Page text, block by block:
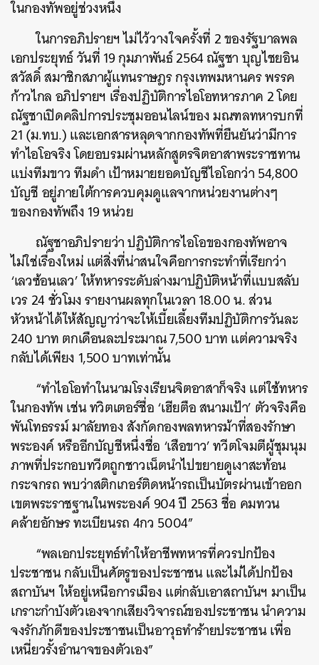
ในกองทัพอยู่ช่วงหนึ่ง
ในการอภิปรายฯ ไม่ไว้วางใจครั้งที่ 2 ของรัฐบาลพล
เอกประยุทธ์ วันที่ 19 กุมภาพันธ์ 2564 ณัฐชา บุญไชยอิน
สวัสดิ์ สมาชิกสภาผู้แทนราษฎร กรุงเทพมหานคร พรรค
ก้าวไกล อภิปรายฯ เรื่องปฏิบัติการไอโอทหารภาค 2 โดย
ณัฐชาเปิดคลิปการประชุมออนไลน์ของ มณฑลทหารบกที่
21 (ม.ทบ.) และเอกสารหลุดจากกองทัพที่ยืนยันว่ามีการ
ทำไอโอจริง โดยอบรมผ่านหลักสูตรจิตอาสาพระราชทาน
แบ่งทีมขาว ทีมดำ เป้าหมายยอดบัญชีไอโอกว่า 54,800
บัญชี อยู่ภายใต้การควบคุมดูแลจากหน่วยงานต่างๆ
ของกองทัพถึง 19 หน่วย
ณัฐชาอภิปรายว่า ปฏิบัติการไอโอของกองทัพอาจ
ไม่ใช่เรื่องใหม่ แต่สิ่งที่น่าสนใจคือการกระทำที่เรียกว่า
‘เลวซ้อนเลว’ ให้ทหารระดับล่างมาปฏิบัติหน้าที่แบบสลับ
เวร 24 ชั่วโมง รายงานผลทุกในเวลา 18.00 น. ส่วน
หัวหน้าได้ให้สัญญาว่าจะให้เบี้ยเลี้ยงทีมปฏิบัติการวันละ
240 บาท ตกเดือนละประมาณ 7,500 บาท แต่ความจริง
กลับได้เพียง 1,500 บาทเท่านั้น
“ทำไอโอทำในนามโรงเรียนจิตอาสาก็จริง แต่ใช้ทหาร
ในกองทัพ เช่น ทวิตเตอร์ชื่อ ‘เฮียตือ สนามเป้า’ ตัวจริงคือ
พันโทธรรม์ มาลัยทอง สังกัดกองพลทหารม้าที่สองรักษา
พระองค์ หรืออีกบัญชีหนึ่งชื่อ ‘เสือขาว’ ทวีตโจมตีผู้ชุมนุม
ภาพที่ประกอบทวีตถูกชาวเน็ตนำไปขยายดูเงาสะท้อน
กระจกรถ พบว่าสติกเกอร์ติดหน้ารถเป็นบัตรผ่านเข้าออก
เขตพระราชฐานในพระองค์ 904 ปี 2563 ชื่อ คมทวน
คล้ายอักษร ทะเบียนรถ 4กว 5004”
“พลเอกประยุทธ์ทำให้อาชีพทหารที่ควรปกป้อง
ประชาชน กลับเป็นศัตรูของประชาชน และไม่ได้ปกป้อง
สถาบันฯ ให้อยู่เหนือการเมือง แต่กลับเอาสถาบันฯ มาเป็น
เกราะกำบังตัวเองจากเสียงวิจารณ์ของประชาชน นำความ
จงรักภักดีของประชาชนเป็นอาวุธทำร้ายประชาชน เพื่อ
เหนี่ยวรั้งอำนาจของตัวเอง”